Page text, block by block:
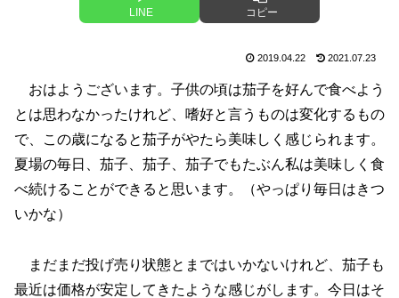
LINE コピー
2019.04.22 2021.07.23
おはようございます。子供の頃は茄子を好んで食べよう
とは思わなかったけれど、嗜好と言うものは変化するもの
で、この歳になると茄子がやたら美味しく感じられます。
夏場の毎日、茄子、茄子、茄子でもたぶん私は美味しく食
べ続けることができると思います。（やっぱり毎日はきつ
いかな）
まだまだ投げ売り状態とまではいかないけれど、茄子も
最近は価格が安定してきたような感じがします。今日はそ